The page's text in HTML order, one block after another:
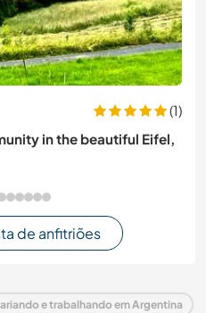
(1)
in the beautiful Eifel,
de anfitriões
e trabalhando em Argentina